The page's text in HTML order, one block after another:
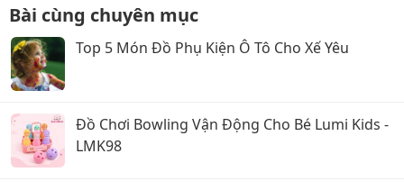
Bài cùng chuyên mục
Top 5 Món Đồ Phụ Kiện Ô Tô Cho Xế Yêu
Đồ Chơi Bowling Vận Động Cho Bé Lumi Kids -
LMK98